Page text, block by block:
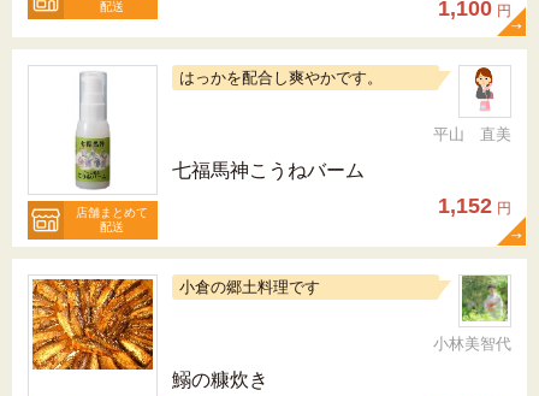
配送
1,100 円
店舗まとめて
配送
はっかを配合し爽やかです。
平山 直美
七福馬神こうねバーム
1,152 円
小倉の郷土料理です
小林美智代
鰯の糠炊き